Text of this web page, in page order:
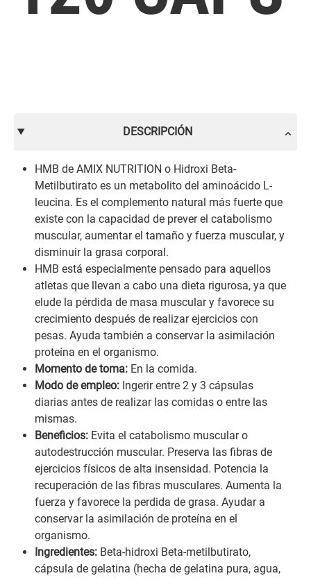
DESCRIPCIÓN
HMB de AMIX NUTRITION o Hidroxi Beta-
Metilbutirato es un metabolito del aminoácido L-
leucina. Es el complemento natural más fuerte que
existe con la capacidad de prever el catabolismo
muscular, aumentar el tamaño y fuerza muscular, y
disminuir la grasa corporal.
HMB está especialmente pensado para aquellos
atletas que llevan a cabo una dieta rigurosa, ya que
elude la pérdida de masa muscular y favorece su
crecimiento después de realizar ejercicios con
pesas. Ayuda también a conservar la asimilación
proteína en el organismo.
Momento de toma: En la comida.
Modo de empleo: Ingerir entre 2 y 3 cápsulas
diarias antes de realizar las comidas o entre las
mismas.
Beneficios: Evita el catabolismo muscular o
autodestrucción muscular. Preserva las fibras de
ejercicios físicos de alta insensidad. Potencia la
recuperación de las fibras musculares. Aumenta la
fuerza y favorece la perdida de grasa. Ayudar a
conservar la asimilación de proteína en el
organismo.
Ingredientes: Beta-hidroxi Beta-metilbutirato,
cápsula de gelatina (hecha de gelatina pura, agua,